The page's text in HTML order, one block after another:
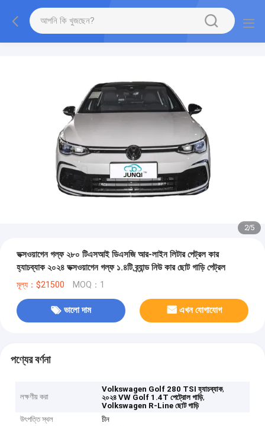
2/5
ভক্সওয়াগেন গল্ফ ২৮০ টিএসআই ডিএসজি আর-লাইন লিটার পেট্রল কার
হ্যাচব্যাক ২০২৪ ভক্সওয়াগেন গল্ফ ১.৪টি ব্র্যান্ড নিউ কার ছোট গাড়ি পেট্রল
মূল্য：$21500 MOQ：1
ভালো দাম এখন যোগাযোগ
পণ্যের বর্ণনা
লক্ষণীয় করা
Volkswagen Golf 280 TSI হ্যাচব্যাক,
২০২৪ VW Golf 1.4T পেট্রোল গাড়ি,
Volkswagen R-Line ছোট গাড়ি
উৎপত্তি স্থল
চীন